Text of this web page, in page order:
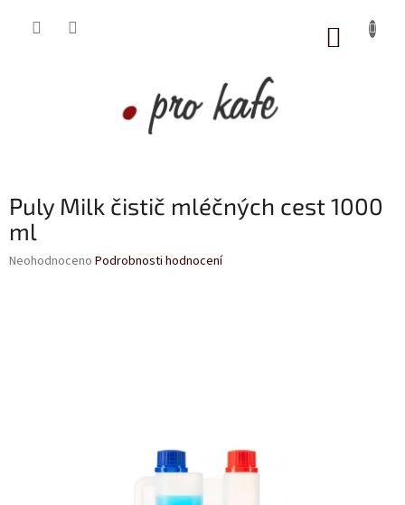
Puly Milk čistič mléčných cest 1000
ml
Průměrné
Neohodnoceno Podrobnosti hodnocení